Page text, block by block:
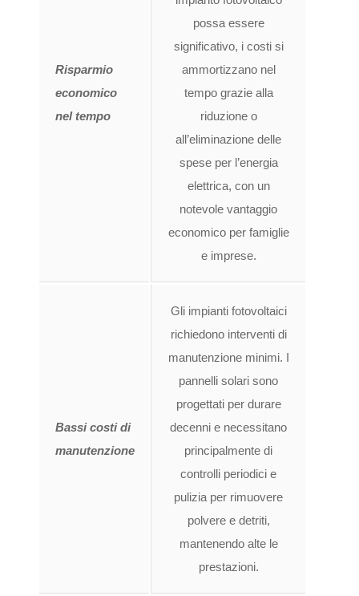
Risparmio
economico
nel tempo
possa essere
significativo, i costi si
ammortizzano nel
tempo grazie alla
riduzione o
all’eliminazione delle
spese per l’energia
elettrica, con un
notevole vantaggio
economico per famiglie
e imprese.
Bassi costi di
manutenzione
Gli impianti fotovoltaici
richiedono interventi di
manutenzione minimi. I
pannelli solari sono
progettati per durare
decenni e necessitano
principalmente di
controlli periodici e
pulizia per rimuovere
polvere e detriti,
mantenendo alte le
prestazioni.